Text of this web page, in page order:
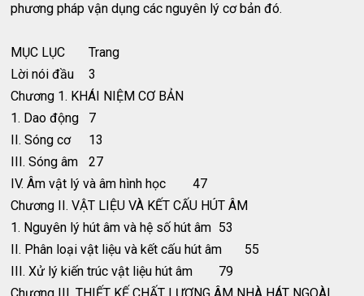
phương pháp vận dụng các nguyên lý cơ bản đó.
MỤC LỤC
Trang
Lời nói đầu
3
Chương 1. KHÁI NIỆM CƠ BẢN
1. Dao động
7
II. Sóng cơ
13
III. Sóng âm
27
IV. Âm vật lý và âm hình học
47
Chương II. VẬT LIỆU VÀ KẾT CẤU HÚT ÂM
1. Nguyên lý hút âm và hệ số hút âm 53
II. Phân loại vật liệu và kết cấu hút âm
55
III. Xử lý kiến trúc vật liệu hút âm
79
Chương III. THIẾT KẾ CHẤT LƯỢNG ÂM NHÀ HÁT NGOÀI